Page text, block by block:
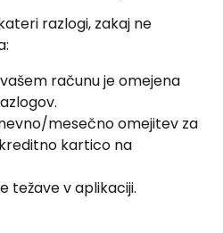
razlogi, zakaj ne
računu je omejena
mesečno omejitev za
kartico na
težave v aplikaciji.